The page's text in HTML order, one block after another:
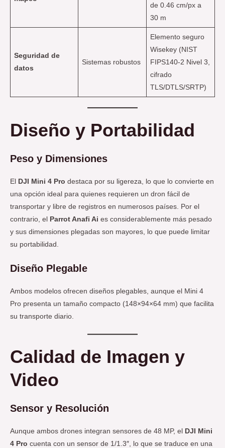
de 0.46 cm/px a
30 m
Seguridad de
datos
Sistemas robustos
Elemento seguro
Wisekey (NIST
FIPS140-2 Nivel 3,
cifrado
TLS/DTLS/SRTP)
Diseño y Portabilidad
Peso y Dimensiones
El DJI Mini 4 Pro destaca por su ligereza, lo que lo convierte en
una opción ideal para quienes requieren un dron fácil de
transportar y libre de registros en numerosos países. Por el
contrario, el
Parrot Anafi Ai es considerablemente más pesado
y sus dimensiones plegadas son mayores, lo que puede limitar
su portabilidad.
Diseño Plegable
Ambos modelos ofrecen diseños plegables, aunque el Mini 4
Pro presenta un tamaño compacto (148×94×64 mm) que facilita
su transporte diario.
Calidad de Imagen y
Video
Sensor y Resolución
Aunque ambos drones integran sensores de 48 MP, el
DJI Mini
4 Pro cuenta con un sensor de 1/1.3″, lo que se traduce en una